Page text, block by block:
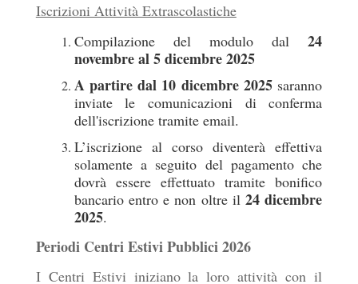
Iscrizioni Attività Extrascolastiche
Compilazione del modulo dal24
novembre al 5 dicembre 2025
A partire dal 10 dicembre 2025saranno
inviate le comunicazioni di conferma
dell'iscrizione tramite email.
L’iscrizione al corso diventerà effettiva
solamente a seguito del pagamento che
dovrà essere effettuato tramite bonifico
bancario entro e non oltre il24 dicembre
2025.
Periodi Centri Estivi Pubblici 2026
I Centri Estivi iniziano la loro attività con il